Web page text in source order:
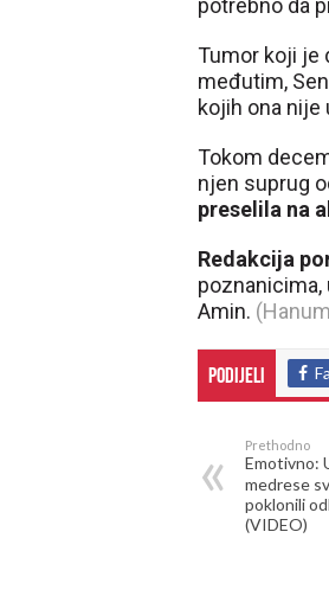
potrebno da
Tumor koji je
međutim,
kojih ona
Tokom
njen suprug
preselila na
Redakcija
poznanicima,
Amin.
Podijeli
Prethodno
Emotivno:
medrese
poklonili
(VIDEO)